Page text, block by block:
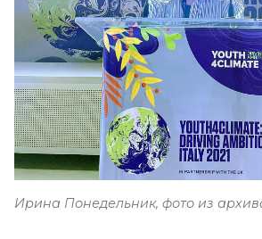
Ирина Понедельник, фото из